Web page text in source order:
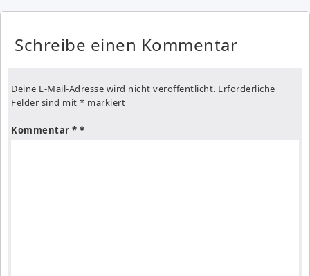
Schreibe einen Kommentar
Deine E-Mail-Adresse wird nicht veröffentlicht. Erforderliche
Felder sind mit * markiert
Kommentar *